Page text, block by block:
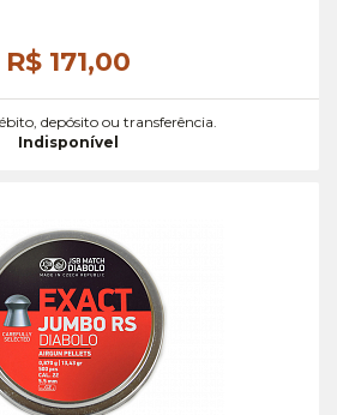
R$ 171,00
depósito ou transferência.
Indisponível